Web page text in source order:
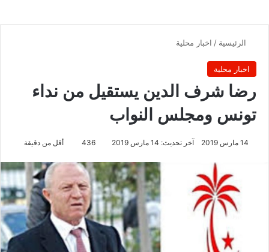
الرئيسية / اخبار محلية
اخبار محلية
رضا شرف الدين يستقيل من نداء
تونس ومجلس النواب
14 مارس 2019 آخر تحديث: 14 مارس 2019 436 أقل من دقيقة